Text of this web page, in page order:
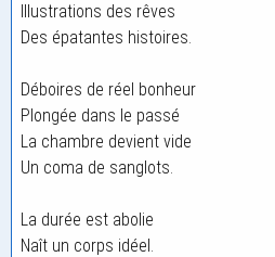
Illustrations des rêves
Des épatantes histoires.
Déboires de réel bonheur
Plongée dans le passé
La chambre devient vide
Un coma de sanglots.
La durée est abolie
Naît un corps idéel.